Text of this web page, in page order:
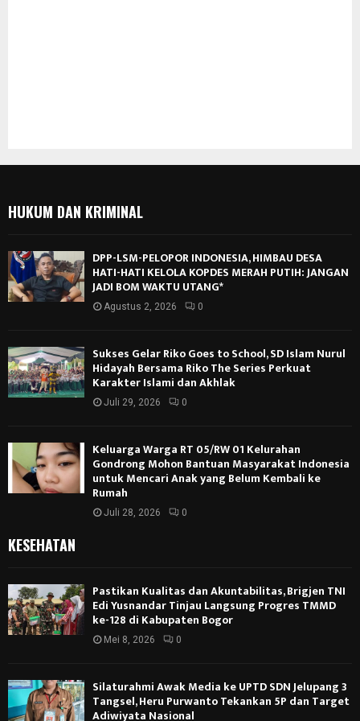
HUKUM DAN KRIMINAL
DPP-LSM-PELOPOR INDONESIA, HIMBAU DESA
HATI-HATI KELOLA KOPDES MERAH PUTIH: JANGAN
JADI BOM WAKTU UTANG*
Agustus 2, 2026 0
Sukses Gelar Riko Goes to School, SD Islam Nurul
Hidayah Bersama Riko The Series Perkuat
Karakter Islami dan Akhlak
Juli 29, 2026 0
Keluarga Warga RT 05/RW 01 Kelurahan
Gondrong Mohon Bantuan Masyarakat Indonesia
untuk Mencari Anak yang Belum Kembali ke
Rumah
Juli 28, 2026 0
KESEHATAN
Pastikan Kualitas dan Akuntabilitas, Brigjen TNI
Edi Yusnandar Tinjau Langsung Progres TMMD
ke-128 di Kabupaten Bogor
Mei 8, 2026 0
Silaturahmi Awak Media ke UPTD SDN Jelupang 3
Tangsel, Heru Purwanto Tekankan 5P dan Target
Adiwiyata Nasional